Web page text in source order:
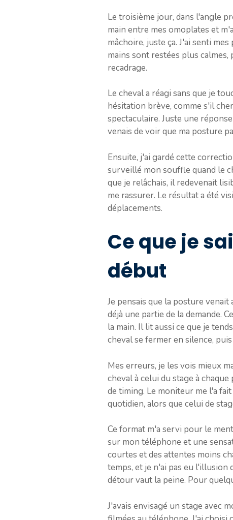
Le troisième jour, dans l'angle
main entre mes omoplates et
mâchoire, juste ça. J'ai senti
mains sont restées plus
recadrage.
Le cheval a réagi sans que je
hésitation brève, comme s'il
spectaculaire. Juste une
venais de voir que ma posture
Ensuite, j'ai gardé cette
surveillé mon souffle quand le
que je relâchais, il redevenait
me rassurer. Le résultat a été
déplacements.
Ce que je
début
Je pensais que la posture
déjà une partie de la demande.
la main. Il lit aussi ce que je
cheval se fermer en silence,
Mes erreurs, je les vois mieux
cheval à celui du stage à
de timing. Le moniteur me l'a
quotidien, alors que celui de
Ce format m'a servi pour le
sur mon téléphone et une
courtes et des attentes moins
temps, et je n'ai pas eu
détour vaut la peine. Pour
J'avais envisagé un stage avec